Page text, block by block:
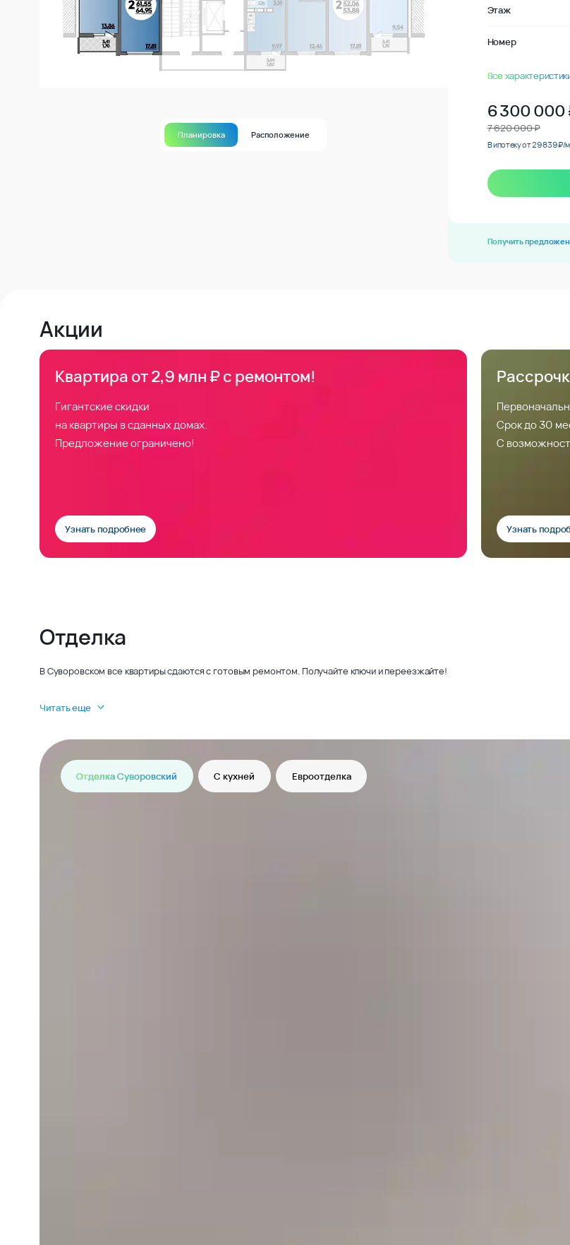
Планировка Расположение
Этаж
Номер
Все
6 300 000
7 620 000 ₽
В ипотеку от 29 839 ₽/
Получить
Акции
Квартира от 2,9 млн ₽ с ремонтом!
Гигантские скидки
на квартиры в сданных домах.
Предложение ограничено!
Узнать подробнее
Срок до 30
С
Узнать
Отделка
В Суворовском все квартиры сдаются с готовым ремонтом. Получайте ключи и переезжайте!
Читать еще
Отделка Суворовский С кухней Евроотделка